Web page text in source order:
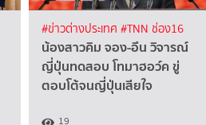
#ข่าวต่างประเทศ #TNN ช่อง16
น้องสาวคิม จอง-อึน วิจารณ์
ญี่ปุ่นทดสอบ โทมาฮอว์ค ขู่
ตอบโต้จนญี่ปุ่นเสียใจ
19